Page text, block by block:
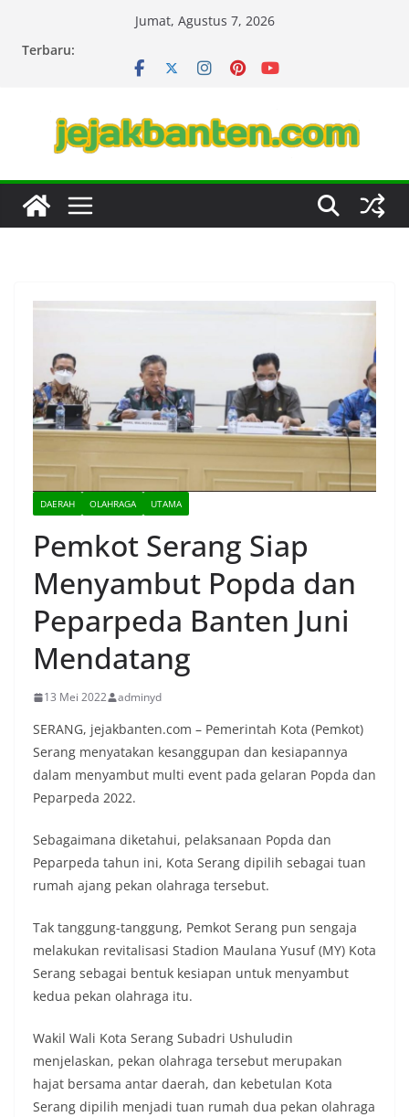
Jumat, Agustus 7, 2026
Terbaru:
DAERAH OLAHRAGA UTAMA
Pemkot Serang Siap
Menyambut Popda dan
Peparpeda Banten Juni
Mendatang
13 Mei 2022 adminyd
SERANG, jejakbanten.com – Pemerintah Kota (Pemkot)
Serang menyatakan kesanggupan dan kesiapannya
dalam menyambut multi event pada gelaran Popda dan
Peparpeda 2022.
Sebagaimana diketahui, pelaksanaan Popda dan
Peparpeda tahun ini, Kota Serang dipilih sebagai tuan
rumah ajang pekan olahraga tersebut.
Tak tanggung-tanggung, Pemkot Serang pun sengaja
melakukan revitalisasi Stadion Maulana Yusuf (MY) Kota
Serang sebagai bentuk kesiapan untuk menyambut
kedua pekan olahraga itu.
Wakil Wali Kota Serang Subadri Ushuludin
menjelaskan, pekan olahraga tersebut merupakan
hajat bersama antar daerah, dan kebetulan Kota
Serang dipilih menjadi tuan rumah dua pekan olahraga